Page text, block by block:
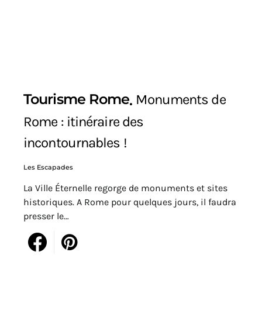
Tourisme Rome Monuments de
Rome : itinéraire des
incontournables !
Les Escapades
La Ville Éternelle regorge de monuments et sites
historiques. A Rome pour quelques jours, il faudra
presser le…